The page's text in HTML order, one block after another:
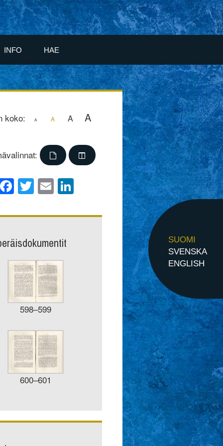
INFO HAE
SUOMI
SVENSKA
ENGLISH
koko: A A A A
Facebook
Twitter
EmailLinkedIn
598–599
600–601